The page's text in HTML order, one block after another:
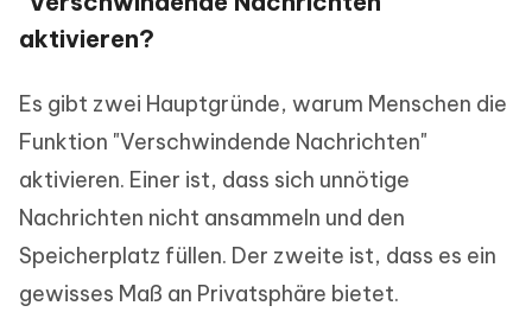
aktivieren?
Es gibt zwei Hauptgründe, warum Menschen die
Funktion "Verschwindende Nachrichten"
aktivieren. Einer ist, dass sich unnötige
Nachrichten nicht ansammeln und den
Speicherplatz füllen. Der zweite ist, dass es ein
gewisses Maß an Privatsphäre bietet.